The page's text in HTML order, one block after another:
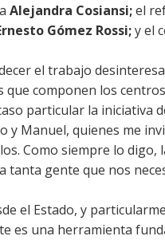
Alejandra Cosiansi;el
Gómez Rossi;y el
el trabajo
que componen los
particular la iniciativa
y Manuel, quienes me
Como siempre lo
tanta gente que nos
el Estado, y
es una herramienta